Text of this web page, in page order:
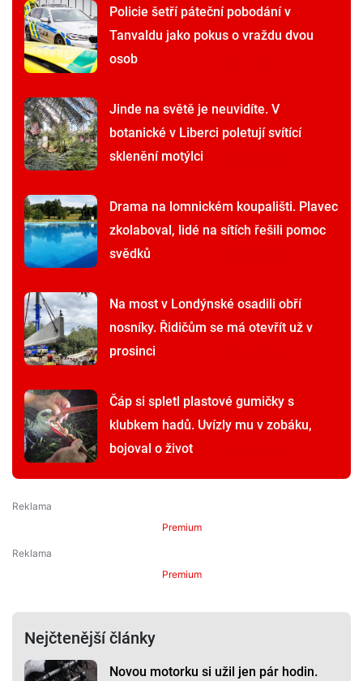
Policie šetří páteční pobodání v
Tanvaldu jako pokus o vraždu dvou
osob
Jinde na světě je neuvidíte. V
botanické v Liberci poletují svítící
sklenění motýlci
Drama na lomnickém koupališti. Plavec
zkolaboval, lidé na sítích řešili pomoc
svědků
Na most v Londýnské osadili obří
nosníky. Řidičům se má otevřít už v
prosinci
Čáp si spletl plastové gumičky s
klubkem hadů. Uvízly mu v zobáku,
bojoval o život
Premium
Premium
Nejčtenější články
Novou motorku si užil jen pár hodin.